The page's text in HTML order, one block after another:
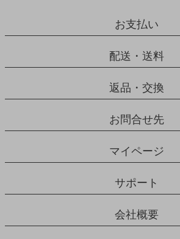
お支払い
配送・送料
返品・交換
お問合せ先
マイページ
サポート
会社概要